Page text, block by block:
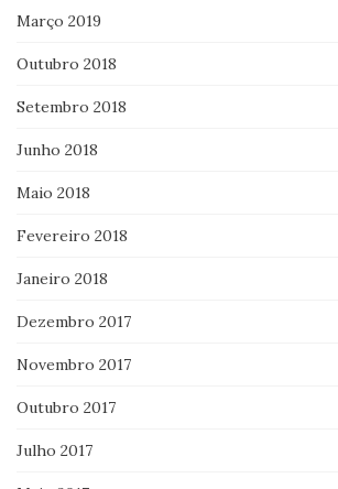
Março 2019
Outubro 2018
Setembro 2018
Junho 2018
Maio 2018
Fevereiro 2018
Janeiro 2018
Dezembro 2017
Novembro 2017
Outubro 2017
Julho 2017